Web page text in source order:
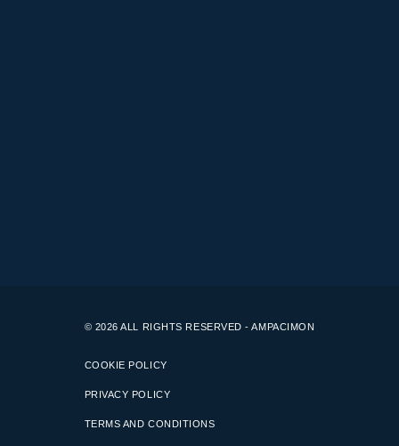
© 2026 ALL RIGHTS RESERVED - AMPACIMON
COOKIE POLICY
PRIVACY POLICY
TERMS AND CONDITIONS